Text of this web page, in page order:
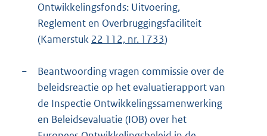
Ontwikkelingsfonds: Uitvoering,
Reglement en Overbruggingsfaciliteit
(Kamerstuk 22 112, nr. 1733)
−
Beantwoording vragen commissie over de
beleidsreactie op het evaluatierapport van
de Inspectie Ontwikkelingssamenwerking
en Beleidsevaluatie (IOB) over het